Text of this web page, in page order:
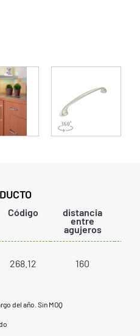
Código distancia
entre
agujeros
268.12 160
del año. Sin MOQ